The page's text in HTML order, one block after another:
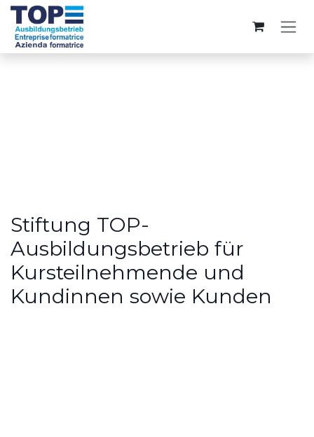
Passa al contenuto
Stiftung TOP-
Ausbildungsbetrieb für
Kursteilnehmende und
Kundinnen sowie Kunden